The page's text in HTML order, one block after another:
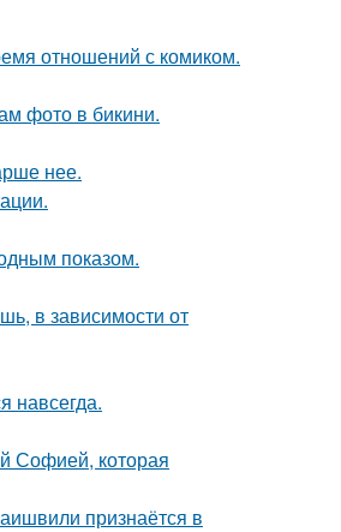
отношений с комиком.
фото в бикини.
нее.
показом.
в зависимости от
навсегда.
Софией, которая
признаётся в